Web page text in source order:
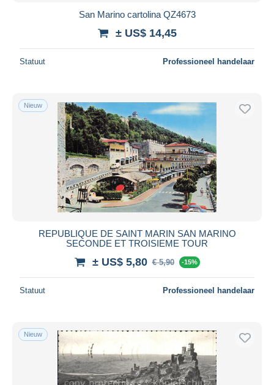
San Marino cartolina QZ4673
± US$ 14,45
Statuut Professioneel handelaar
Nieuw
REPUBLIQUE DE SAINT MARIN SAN MARINO
SECONDE ET TROISIEME TOUR
± US$ 5,80 € 5,90 -15%
Statuut Professioneel handelaar
Nieuw